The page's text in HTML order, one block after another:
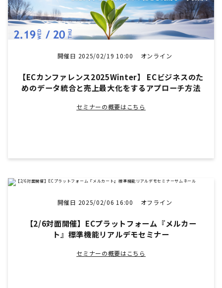
開催日 2025/02/19 10:00 オンライン
【ECカンファレンス2025Winter】 ECビジネスのた
めのデータ統合と売上最大化をするアプローチ方法
セミナーの概要はこちら
開催日 2025/02/06 16:00 オフライン
【2/6対面開催】ECプラットフォーム『メルカー
ト』標準機能リアルデモセミナー
セミナーの概要はこちら